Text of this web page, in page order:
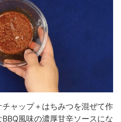
ャップ＋はちみつを混ぜて作
風味の濃厚甘辛ソースにな